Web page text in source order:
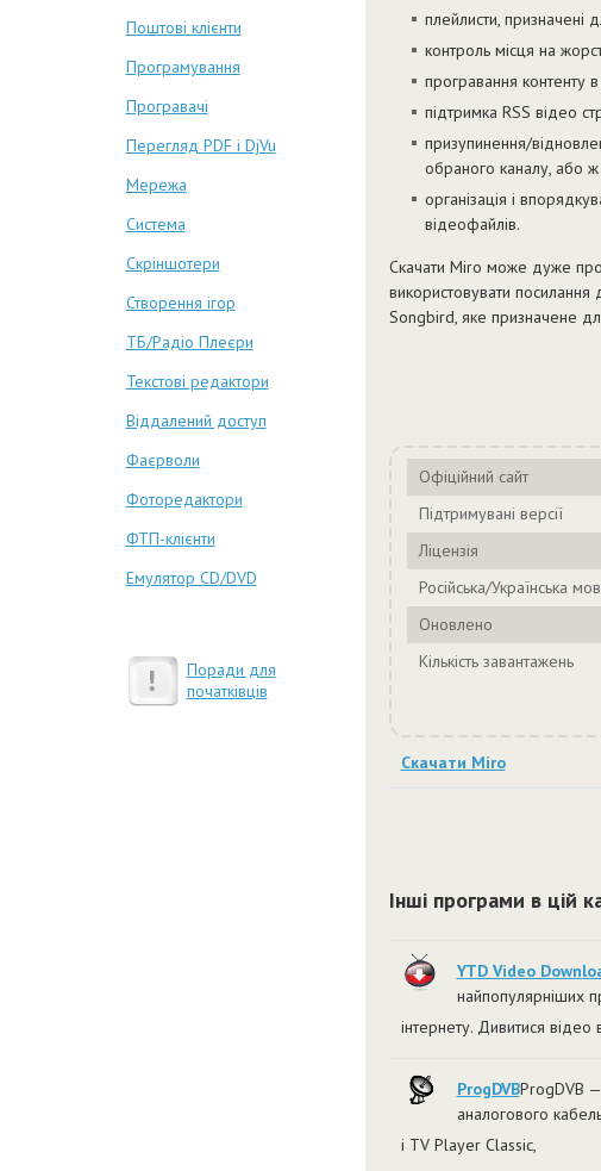
плейлисти,
контроль місця на
програвання контенту
підтримка RSS відео
призупинення/
обраного каналу, або ж
організація і
відеофайлів.
Скачати Miro може дуже
використовувати
Songbird, яке призначене
Офіційний сайт
Підтримувані версії
Ліцензія
Російська/Українська
Оновлено
Кількість завантажень
Скачати Miro
Інші програми в цій
YTD Video
найпопулярніших
інтернету. Дивитися
ProgDVBProgDVB
аналогового
і TV Player Classic,
Поштові клієнти
Програмування
Програвачі
Перегляд PDF і DjVu
Мережа
Система
Скріншотери
Створення ігор
ТБ/Радіо Плеєри
Текстові редактори
Віддалений доступ
Фаєрволи
Фоторедактори
ФТП-клієнти
Емулятор CD/DVD
Поради для
початківців